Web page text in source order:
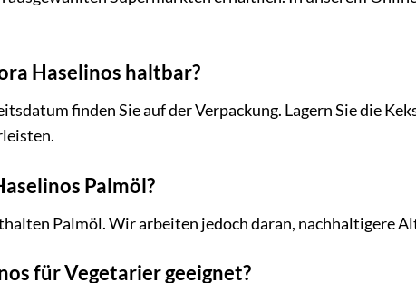
Haselinos haltbar?
finden Sie auf der Verpackung. Lagern Sie die
Palmöl?
Palmöl. Wir arbeiten jedoch daran, nachhaltigere
für Vegetarier geeignet?